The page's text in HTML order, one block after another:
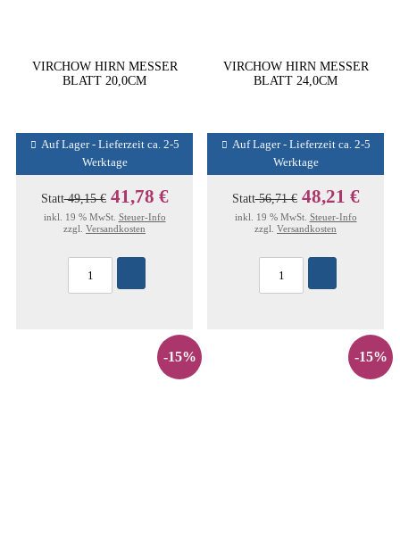
VIRCHOW HIRN MESSER
BLATT 20,0CM
Auf Lager - Lieferzeit ca. 2-5
Werktage
Statt49,15 € 41,78 €
inkl. 19 % MwSt. Steuer-Info
zzgl. Versandkosten
VIRCHOW HIRN MESSER
BLATT 24,0CM
Auf Lager - Lieferzeit ca. 2-5
Werktage
Statt56,71 € 48,21 €
inkl. 19 % MwSt. Steuer-Info
zzgl. Versandkosten
-15% -15%